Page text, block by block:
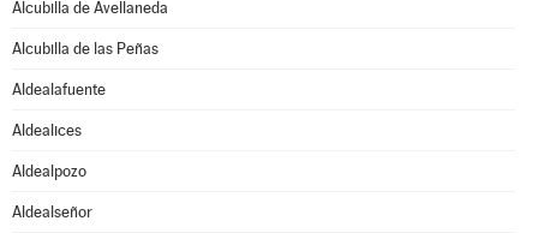
Alcubilla de Avellaneda
Alcubilla de las Peñas
Aldealafuente
Aldealices
Aldealpozo
Aldealseñor